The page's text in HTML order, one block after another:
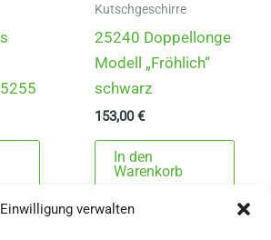
Einwilligung verwalten
Dieses
mehrere
Kutschgeschirre
25240 Doppellonge
Modell „Fröhlich“
schwarz
153,00€
In den
Warenkorb